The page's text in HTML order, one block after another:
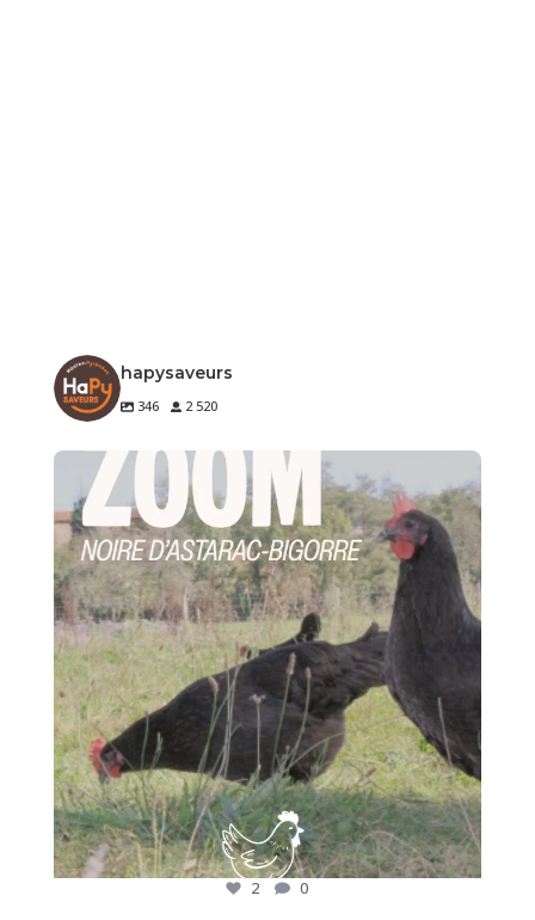
hapysaveurs
346 2 520
🐔 Zoom sur un produit de notre terroir
...
2 0
2 0